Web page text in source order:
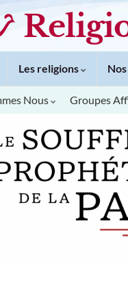
Les religions
Nous Groupes